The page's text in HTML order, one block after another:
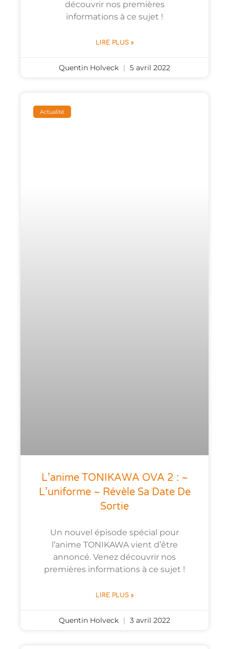
découvrir nos premières
informations à ce sujet !
LIRE PLUS »
Quentin Holveck 5 avril 2022
Actualité
L’anime TONIKAWA OVA 2 : ~
L’uniforme ~ Révèle Sa Date De
Sortie
Un nouvel épisode spécial pour
l’anime TONIKAWA vient d’être
annoncé. Venez découvrir nos
premières informations à ce sujet !
LIRE PLUS »
Quentin Holveck 3 avril 2022